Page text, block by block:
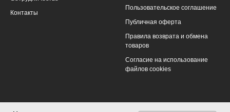
Контакты
Пользовательское соглашение
Публичная оферта
Правила возврата и обмена
товаров
Согласие на использование
файлов cookies